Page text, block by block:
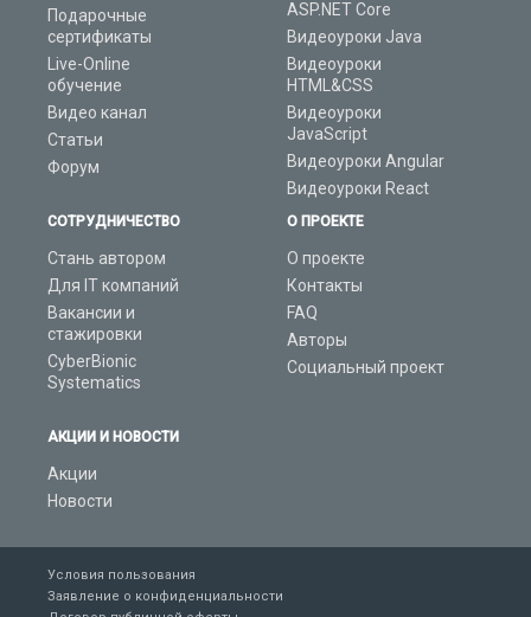
Подарочные
сертификаты
Live-Online
обучение
Видео канал
Статьи
Форум
ASP.NET Core
Видеоуроки Java
Видеоуроки
HTML&CSS
Видеоуроки
JavaScript
Видеоуроки Angular
Видеоуроки React
СОТРУДНИЧЕСТВО
Стань автором
Для IT компаний
Вакансии и
стажировки
CyberBionic
Systematics
АКЦИИ И НОВОСТИ
Акции
Новости
О ПРОЕКТЕ
О проекте
Контакты
FAQ
Авторы
Социальный проект
Условия пользования
Заявление о конфиденциальности